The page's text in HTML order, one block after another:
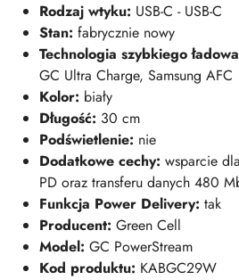
Rodzaj wtyku: USB-C - USB-C
Stan: fabrycznie nowy
Technologia szybkiego
GC Ultra Charge, Samsung AFC
Kolor: biały
Długość: 30 cm
Podświetlenie: nie
Dodatkowe cechy: wsparcie
PD oraz transferu danych 480
Funkcja Power Delivery: tak
Producent: Green Cell
Model: GC PowerStream
Kod produktu: KABGC29W